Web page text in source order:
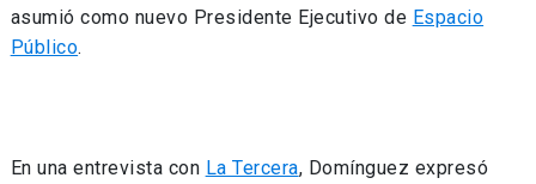
asumió como nuevo Presidente Ejecutivo de Espacio
Público.
En una entrevista con La Tercera, Domínguez expresó